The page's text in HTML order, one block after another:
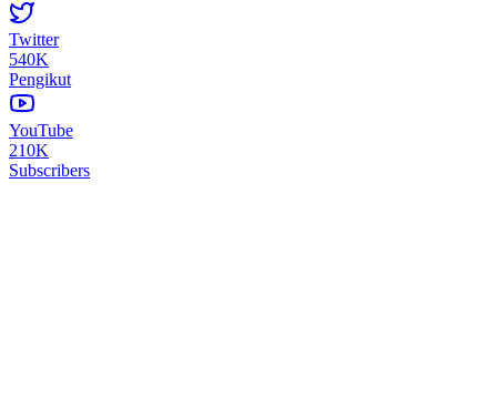
Twitter
540K
Pengikut
YouTube
210K
Subscribers